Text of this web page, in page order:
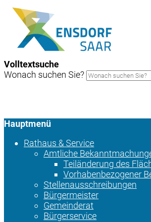
Volltextsuche
Wonach suchen Sie?
Hauptmenü
Rathaus & Service
Amtliche
Teiländerung des
Vorhabenbezogener
Stellenausschreibungen
Bürgermeister
Gemeinderat
Bürgerservice